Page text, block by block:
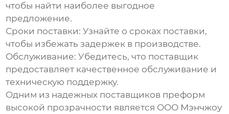
чтобы найти наиболее выгодное
предложение.
Сроки поставки: Узнайте о сроках поставки,
чтобы избежать задержек в производстве.
Обслуживание: Убедитесь, что поставщик
предоставляет качественное обслуживание и
техническую поддержку.
Одним из надежных поставщиков преформ
высокой прозрачности является ООО Мэнчжоу